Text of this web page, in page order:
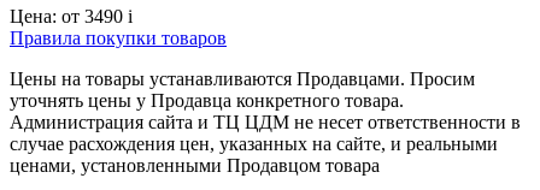
Цена: от 3490 i
Правила покупки товаров
Цены на товары устанавливаются Продавцами. Просим
уточнять цены у Продавца конкретного товара.
Администрация сайта и ТЦ ЦДМ не несет ответственности в
случае расхождения цен, указанных на сайте, и реальными
ценами, установленными Продавцом товара